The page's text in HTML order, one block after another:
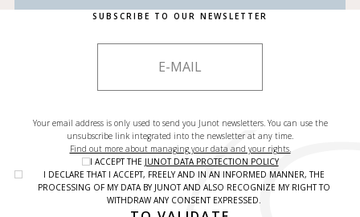
SUBSCRIBE TO OUR NEWSLETTER
Your email address is only used to send you Junot newsletters. You can use the
unsubscribe link integrated into the newsletter at any time.
Find out more about managing your data and your rights.
I ACCEPT THE JUNOT DATA PROTECTION POLICY
I DECLARE THAT I ACCEPT, FREELY AND IN AN INFORMED MANNER, THE
PROCESSING OF MY DATA BY JUNOT AND ALSO RECOGNIZE MY RIGHT TO
WITHDRAW ANY CONSENT EXPRESSED.